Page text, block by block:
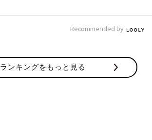
Recommended by
ランキングをもっと見る